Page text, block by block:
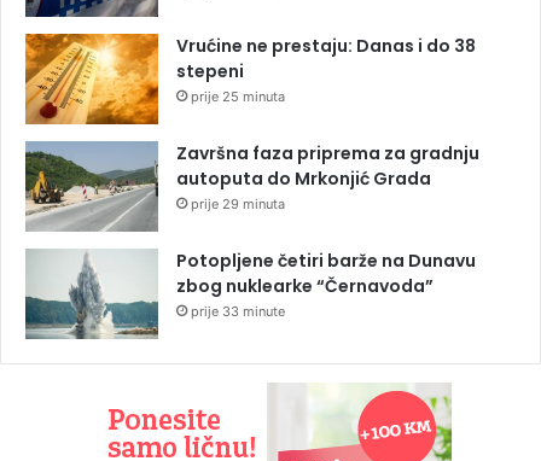
Vrućine ne prestaju: Danas i do 38
stepeni
prije 25 minuta
Završna faza priprema za gradnju
autoputa do Mrkonjić Grada
prije 29 minuta
Potopljene četiri barže na Dunavu
zbog nuklearke “Černavoda”
prije 33 minute